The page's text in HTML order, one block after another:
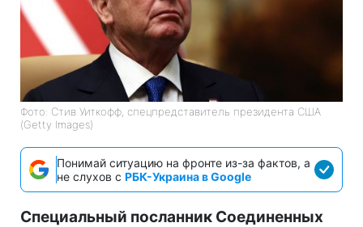
Фото: Стив Уиткофф, спецпредставитель президента США
(Getty Images)
Понимай ситуацию на фронте из-за фактов, а
не слухов с РБК-Украина в Google
Специальный посланник Соединенных